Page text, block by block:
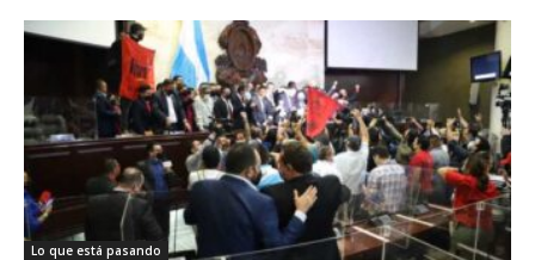
Lo que está pasando